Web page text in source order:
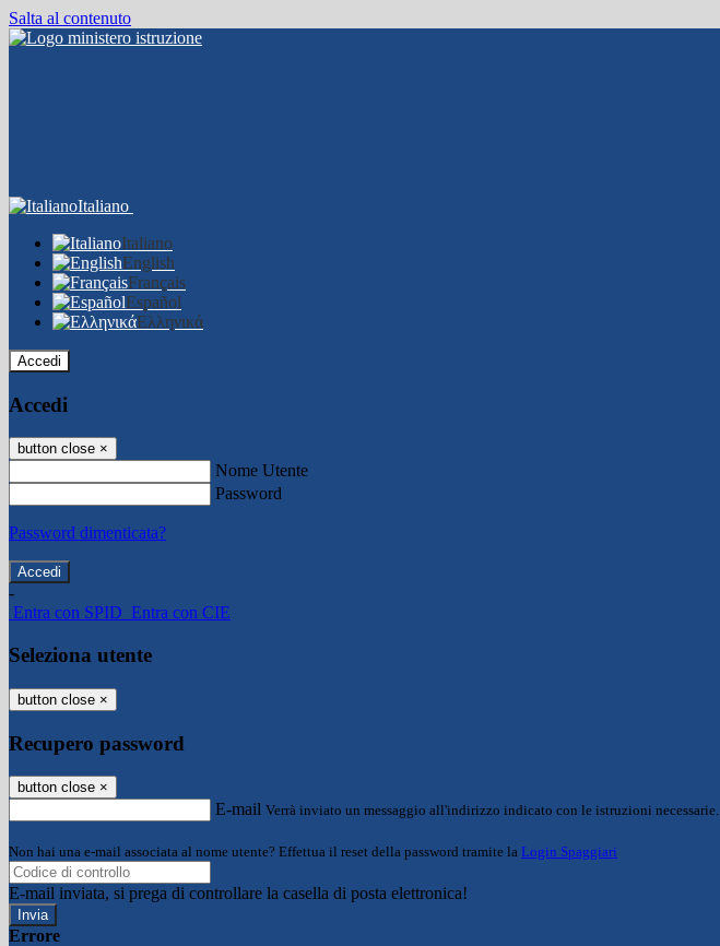
Salta al contenuto
Italiano
Italiano
English
Français
Español
Ελληνικά
Accedi
Accedi
button close ×
Nome Utente
Password
Password dimenticata?
-
Entra con SPID Entra con CIE
Seleziona utente
button close ×
Recupero password
button close ×
E-mail Verrà inviato un messaggio all'indirizzo indicato con le istruzioni necessarie.
Non hai una e-mail associata al nome utente? Effettua il reset della password tramite la Login Spaggiari
E-mail inviata, si prega di controllare la casella di posta elettronica!
Errore